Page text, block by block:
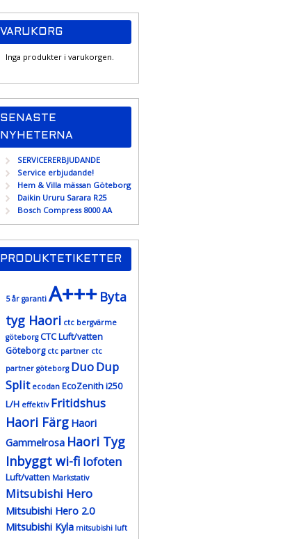
VARUKORG
Inga produkter i varukorgen.
SENASTE
NYHETERNA
SERVICERERBJUDANDE
Service erbjudande!
Hem & Villa mässan Göteborg
Daikin Ururu Sarara R25
Bosch Compress 8000 AA
PRODUKTETIKETTER
5 år garanti A+++ Byta
tyg Haori ctc bergvärme
göteborg CTC Luft/vatten
Göteborg ctc partner ctc
partner göteborg DuoDup
Split ecodan EcoZenith i250
L/H effektiv Fritidshus
Haori Färg Haori
Gammelrosa Haori Tyg
Inbyggt wi-fi lofoten
Luft/vatten Markstativ
Mitsubishi Hero
Mitsubishi Hero 2.0
Mitsubishi Kyla mitsubishi luft